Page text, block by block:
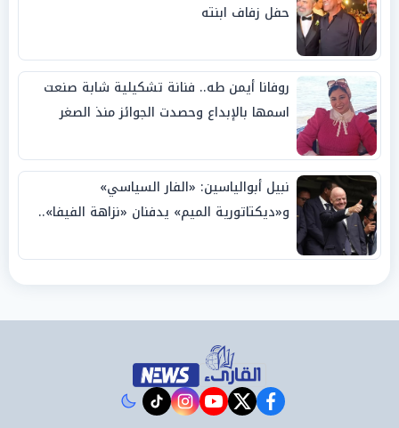
حفل زفاف ابنته
روفانا أيمن طه.. فنانة تشكيلية شابة صنعت
اسمها بالإبداع وحصدت الجوائز منذ الصغر
نبيل أبوالياسين: «الفار السياسي»
و«ديكتاتورية الميم» يدفنان «نزاهة الفيفا»..
facebook
twitter
youtube
instagram
tiktok